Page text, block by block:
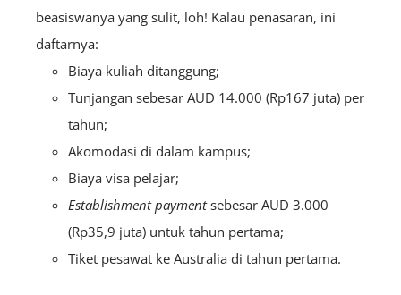
beasiswanya yang sulit, loh! Kalau penasaran, ini
daftarnya:
Biaya kuliah ditanggung;
Tunjangan sebesar AUD 14.000 (Rp167 juta) per
tahun;
Akomodasi di dalam kampus;
Biaya visa pelajar;
Establishment paymentsebesar AUD 3.000
(Rp35,9 juta) untuk tahun pertama;
Tiket pesawat ke Australia di tahun pertama.